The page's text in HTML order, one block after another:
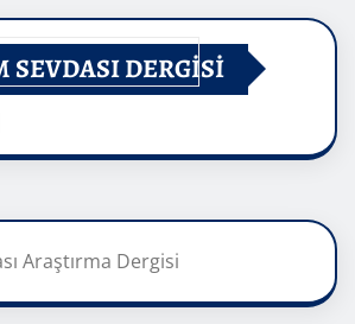
SEVDASI DERGİSİ
Araştırma Dergisi